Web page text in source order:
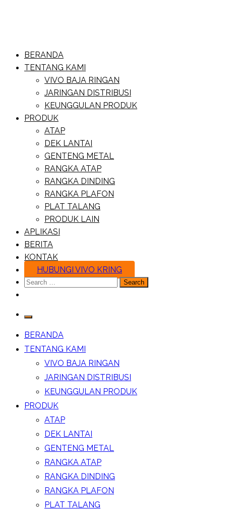
Baja Ringan Vivo
Website Baja Ringan Vivo
BERANDA
TENTANG KAMI
VIVO BAJA RINGAN
JARINGAN DISTRIBUSI
KEUNGGULAN PRODUK
PRODUK
ATAP
DEK LANTAI
GENTENG METAL
RANGKA ATAP
RANGKA DINDING
RANGKA PLAFON
PLAT TALANG
PRODUK LAIN
APLIKASI
BERITA
KONTAK
HUBUNGI VIVO KRING
Search
BERANDA
TENTANG KAMI
VIVO BAJA RINGAN
JARINGAN DISTRIBUSI
KEUNGGULAN PRODUK
PRODUK
ATAP
DEK LANTAI
GENTENG METAL
RANGKA ATAP
RANGKA DINDING
RANGKA PLAFON
PLAT TALANG